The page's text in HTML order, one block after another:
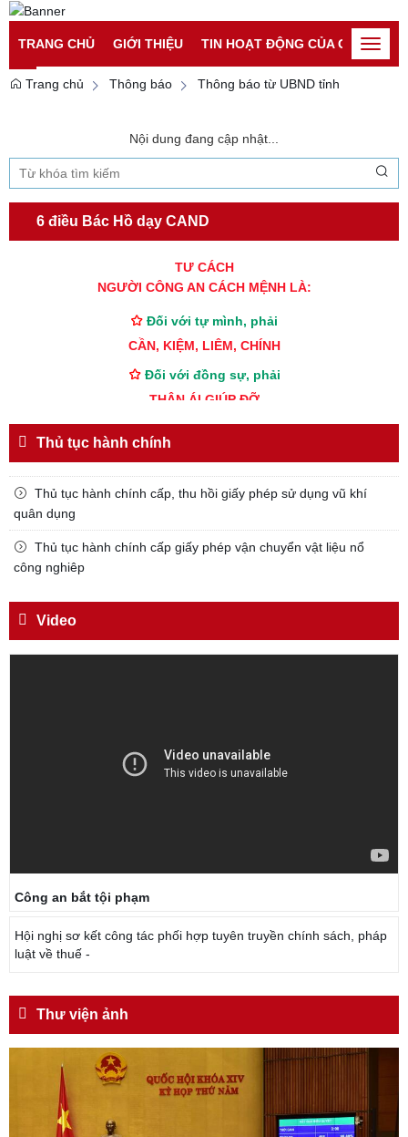
Đăng nhập
Đăng ký
TRANG CHỦ
GIỚI THIỆU TIN HOẠT ĐỘNG CỦA CATPToggle
Trang chủ
Thông báo Thông báo từ UBND tỉnh
Nội dung đang cập nhật...
6 điều Bác Hồ dạy CAND
TƯ CÁCH
NGƯỜI CÔNG AN CÁCH MỆNH LÀ:
Đối với tự mình, phải
CẦN, KIỆM, LIÊM, CHÍNH
Đối với đồng sự, phải
THÂN ÁI GIÚP ĐỠ
Đối với chính phủ, phải
TUYỆT ĐỐI TRUNG THÀNH
Đối với nhân dân, phải
KÍNH TRỌNG LỄ PHÉP
Đối với công việc, phải
TẬN TỤY
Trích thư Chủ tịch Hồ Chí Minh
Thủ tục hành chính
Thủ tục hành chính cấp, thu hồi giấy phép sử dụng vũ khí
quân dụng
Thủ tục hành chính cấp giấy phép vận chuyển vật liệu nổ
công nghiêp
Video
Công an bắt tội phạm
Hội nghị sơ kết công tác phối hợp tuyên truyền chính sách, pháp
luật về thuế -
Thư viện ảnh